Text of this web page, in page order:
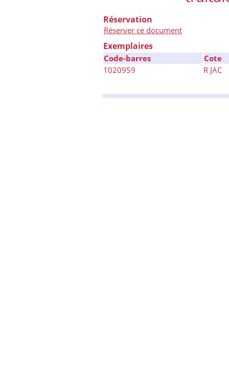
Réservation
Réserver ce document
Exemplaires
Code-barres
Cote
1020959
R JAC